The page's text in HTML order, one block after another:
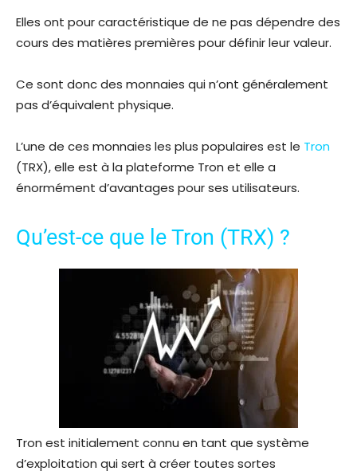
Elles ont pour caractéristique de ne pas dépendre des
cours des matières premières pour définir leur valeur.
Ce sont donc des monnaies qui n’ont généralement
pas d’équivalent physique.
L’une de ces monnaies les plus populaires est le Tron
(TRX), elle est à la plateforme Tron et elle a
énormément d’avantages pour ses utilisateurs.
Qu’est-ce que le Tron (TRX) ?
Tron est initialement connu en tant que système
d’exploitation qui sert à créer toutes sortes